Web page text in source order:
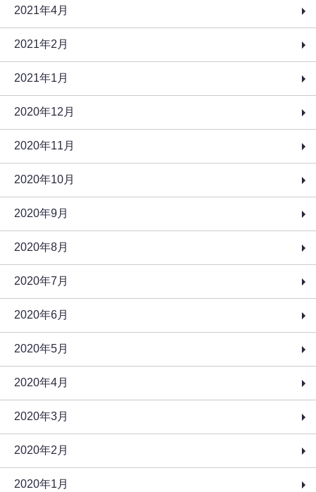
2021年4月
2021年2月
2021年1月
2020年12月
2020年11月
2020年10月
2020年9月
2020年8月
2020年7月
2020年6月
2020年5月
2020年4月
2020年3月
2020年2月
2020年1月